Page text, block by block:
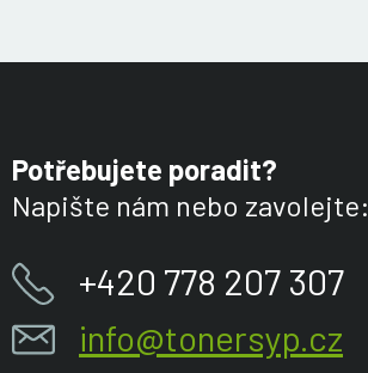
Potřebujete poradit?
Napište nám nebo zavolejte:
+420 778 207 307
info@tonersyp.cz